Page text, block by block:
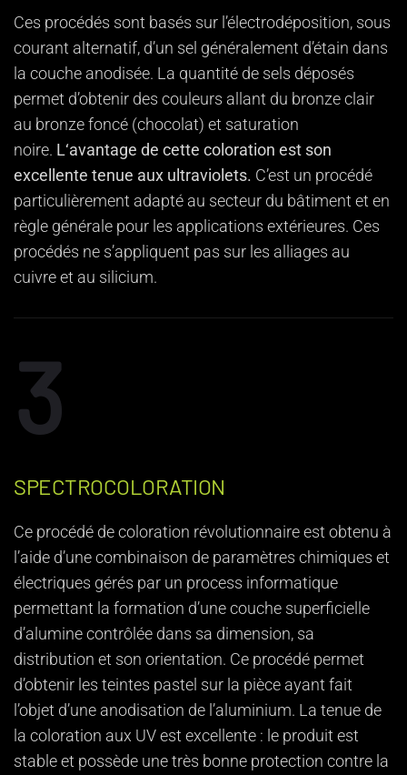
Ces procédés sont basés sur l’électrodéposition, sous
courant alternatif, d’un sel généralement d’étain dans
la couche anodisée. La quantité de sels déposés
permet d’obtenir des couleurs allant du bronze clair
au bronze foncé (chocolat) et saturation
noire. L‘avantage de cette coloration est son
excellente tenue aux ultraviolets. C’est un procédé
particulièrement adapté au secteur du bâtiment et en
règle générale pour les applications extérieures. Ces
procédés ne s’appliquent pas sur les alliages au
cuivre et au silicium.
3
SPECTROCOLORATION
Ce procédé de coloration révolutionnaire est obtenu à
l’aide d’une combinaison de paramètres chimiques et
électriques gérés par un process informatique
permettant la formation d’une couche superficielle
d’alumine contrôlée dans sa dimension, sa
distribution et son orientation. Ce procédé permet
d’obtenir les teintes pastel sur la pièce ayant fait
l’objet d’une anodisation de l’aluminium. La tenue de
la coloration aux UV est excellente : le produit est
stable et possède une très bonne protection contre la